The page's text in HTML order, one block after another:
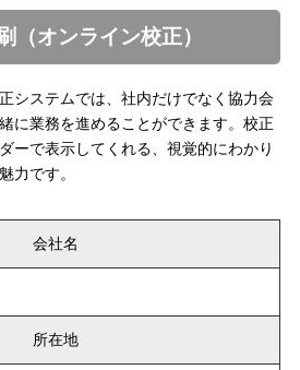
（オンライン校正）
システムでは、社内だけでなく協力会
に業務を進めることができます。校正
ーで表示してくれる、視覚的にわかり
力です。
会社名
所在地